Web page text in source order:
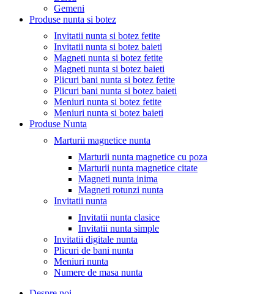
Gemeni
Produse nunta si botez
Invitatii nunta si botez fetite
Invitatii nunta si botez baieti
Magneti nunta si botez fetite
Magneti nunta si botez baieti
Plicuri bani nunta si botez fetite
Plicuri bani nunta si botez baieti
Meniuri nunta si botez fetite
Meniuri nunta si botez baieti
Produse Nunta
Marturii magnetice nunta
Marturii nunta magnetice cu poza
Marturii nunta magnetice citate
Magneti nunta inima
Magneti rotunzi nunta
Invitatii nunta
Invitatii nunta clasice
Invitatii nunta simple
Invitatii digitale nunta
Plicuri de bani nunta
Meniuri nunta
Numere de masa nunta